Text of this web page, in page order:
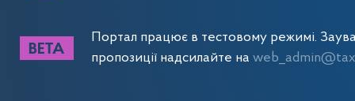
Портал працює в тестовому режимі.
пропозиції надсилайте на